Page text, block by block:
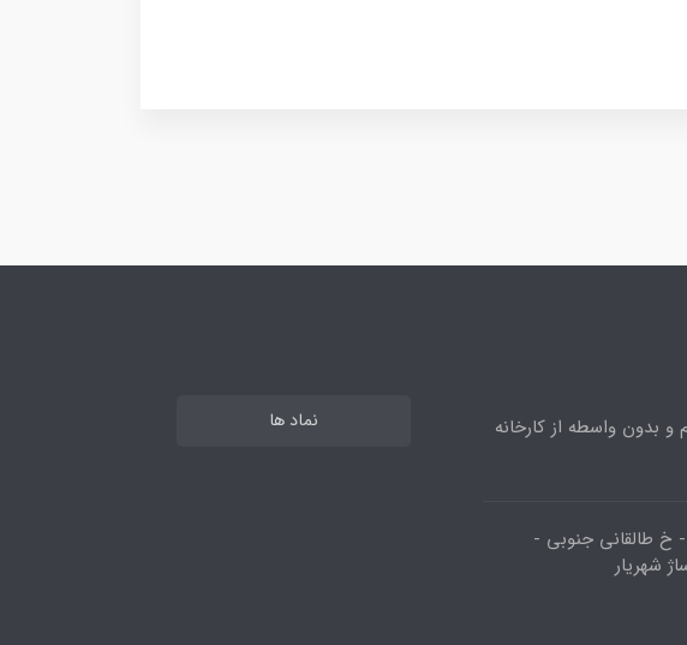
بدون واسطه از کارخانه
خ طالقانی جنوبی -
شهریار
نماد ها